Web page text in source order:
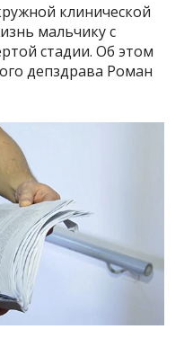
клинической
мальчику с
стадии. Об этом
депздрава Роман